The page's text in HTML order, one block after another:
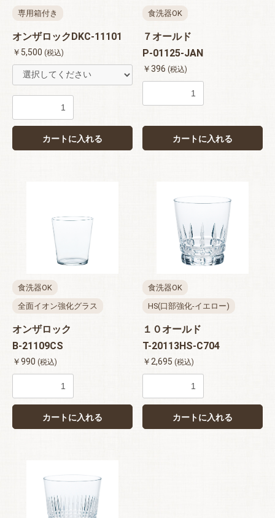
専用箱付き
オンザロックDKC-11101
￥5,500 (税込)
カートに入れる
食洗器OK
７オールド
P-01125-JAN
￥396 (税込)
カートに入れる
食洗器OK
全面イオン強化グラス
オンザロック
B-21109CS
￥990 (税込)
カートに入れる
食洗器OK
HS(口部強化-イエロー)
１０オールド
T-20113HS-C704
￥2,695 (税込)
カートに入れる